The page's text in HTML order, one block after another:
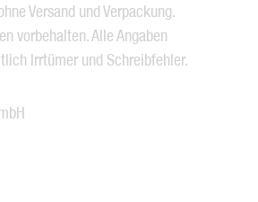
Versand und Verpackung.
vorbehalten. Alle Angaben
Irrtümer und Schreibfehler.